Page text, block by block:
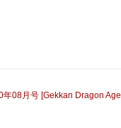
年08月号 [Gekkan Dragon Age